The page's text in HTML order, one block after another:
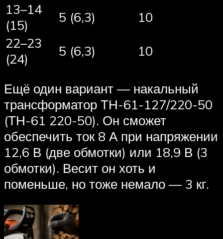
13–14
(15)
5 (6,3)
10
22–23
(24)
5 (6,3) 10
Ещё один вариант — накальный
трансформатор ТН-61-127/220-50
(ТН-61 220-50). Он сможет
обеспечить ток 8 А при напряжении
12,6 В (две обмотки) или 18,9 В (3
обмотки). Весит он хоть и
поменьше, но тоже немало — 3 кг.